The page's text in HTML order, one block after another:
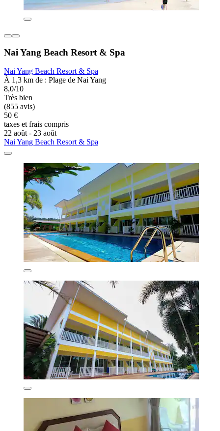
Nai Yang Beach Resort & Spa
Nai Yang Beach Resort & Spa
À 1,3 km de : Plage de Nai Yang
8,0/10
Très bien
(855 avis)
50 €
taxes et frais compris
22 août - 23 août
Nai Yang Beach Resort & Spa